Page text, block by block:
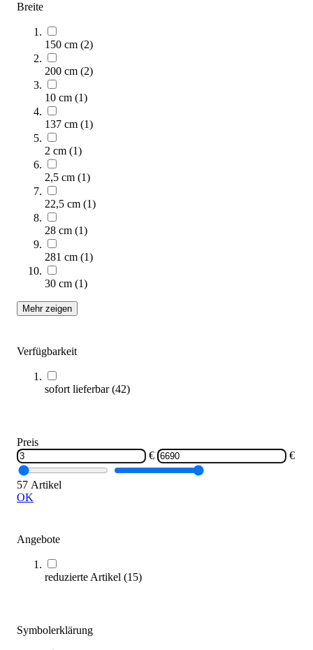
Breite
150 cm (2)
200 cm (2)
10 cm (1)
137 cm (1)
2 cm (1)
2,5 cm (1)
22,5 cm (1)
28 cm (1)
281 cm (1)
30 cm (1)
Mehr zeigen
Verfügbarkeit
sofort lieferbar(42)
Preis
€
€
57 Artikel
OK
Angebote
reduzierte Artikel (15)
Symbolerklärung
tanga sports® Trainingshürde
8,18 €
Zum Produkt
Varianten zur Auswahl
Sofort lieferbar
Eurotramp® Kids Tramp PLAYGROUND
Varianten zur Auswahl
Längere Lieferzeit
ab 5.980,00 €